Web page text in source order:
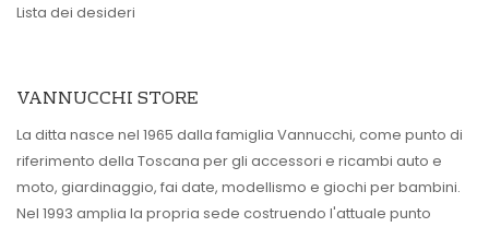
Lista dei desideri
VANNUCCHI STORE
La ditta nasce nel 1965 dalla famiglia Vannucchi, come punto di
riferimento della Toscana per gli accessori e ricambi auto e
moto, giardinaggio, fai date, modellismo e giochi per bambini.
Nel 1993 amplia la propria sede costruendo l'attuale punto